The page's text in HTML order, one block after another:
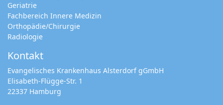
Geriatrie
Fachbereich Innere Medizin
Orthopädie/Chirurgie
Radiologie
Kontakt
Evangelisches Krankenhaus Alsterdorf gGmbH
Elisabeth-Flügge-Str. 1
22337 Hamburg